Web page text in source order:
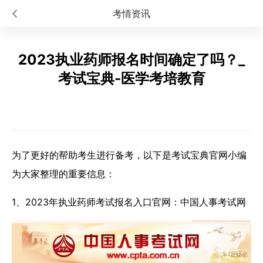
考情资讯
2023执业药师报名时间确定了吗？_
考试宝典-医学考培教育
为了更好的帮助考生进行备考，以下是考试宝典官网小编
为大家整理的重要信息：
1、2023年执业药师考试报名入口官网：中国人事考试网